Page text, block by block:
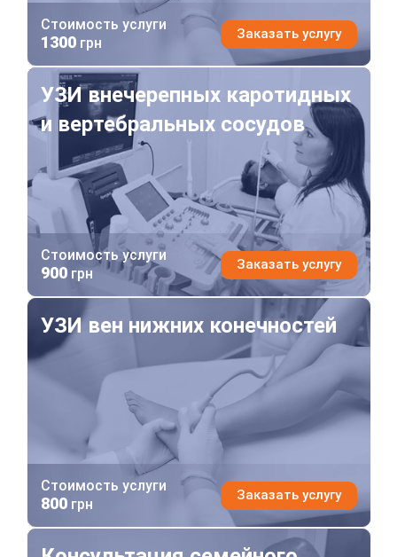
Стоимость услуги
1300грн
Заказать услугу
УЗИ внечерепных каротидных и вертебральных
УЗИ внечерепных каротидных
и вертебральных сосудов
Стоимость услуги
900грн
Заказать услугу
УЗИ вен нижних конечностей
УЗИ вен нижних конечностей
Стоимость услуги
800грн
Заказать услугу
Консультация семейного врача для декларантов